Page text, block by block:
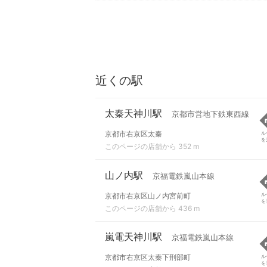
近くの駅
太秦天神川駅 京都市営地下鉄東西線
京都市右京区太秦
このページの店舗から 352 m
ル
を
山ノ内駅 京福電鉄嵐山本線
京都市右京区山ノ内宮前町
このページの店舗から 436 m
ル
を
嵐電天神川駅 京福電鉄嵐山本線
京都市右京区太秦下刑部町
ル
を